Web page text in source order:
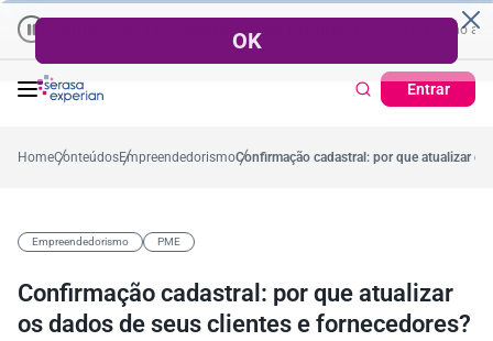
Empresas | Recuperação de Crédito Percentual médio no ano
Entrar
ano Cartão de Crédito |
HomeConteúdosEmpreendedorismoConfirmação cadastral: por que atualizar
Empreendedorismo PME
Confirmação cadastral: por que atualizar
os dados de seus clientes e fornecedores?